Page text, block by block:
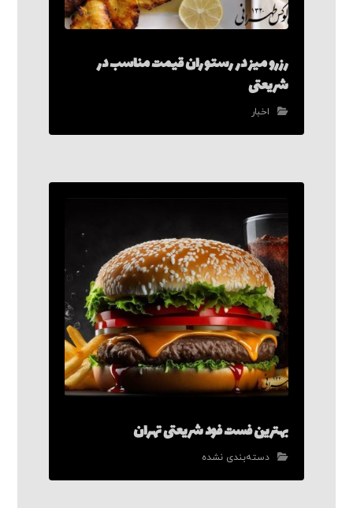
رزرو میز در رستوران قیمت مناسب در
شریعتی
اخبار
بهترین فست فود شریعتی تهران
دسته‌بندی نشده